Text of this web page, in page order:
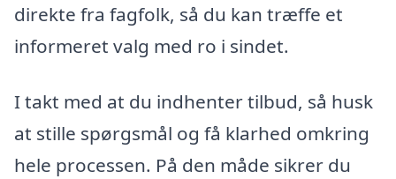
direkte fra fagfolk, så du kan træffe et
informeret valg med ro i sindet.
I takt med at du indhenter tilbud, så husk
at stille spørgsmål og få klarhed omkring
hele processen. På den måde sikrer du